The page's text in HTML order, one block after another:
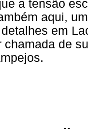
a tensão
aqui,
em
chamada de